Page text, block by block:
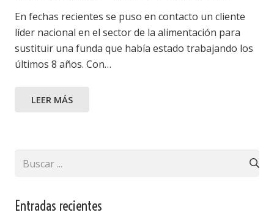
En fechas recientes se puso en contacto un cliente
líder nacional en el sector de la alimentación para
sustituir una funda que había estado trabajando los
últimos 8 años. Con…
LEER MÁS
Entradas recientes